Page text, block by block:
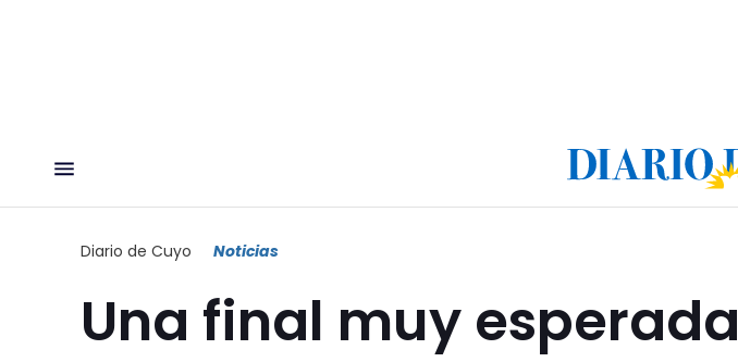
Diario de Cuyo Noticias
Una final muy esperada